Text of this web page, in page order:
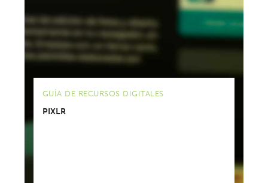
GUÍA DE RECURSOS DIGITALES
PIXLR